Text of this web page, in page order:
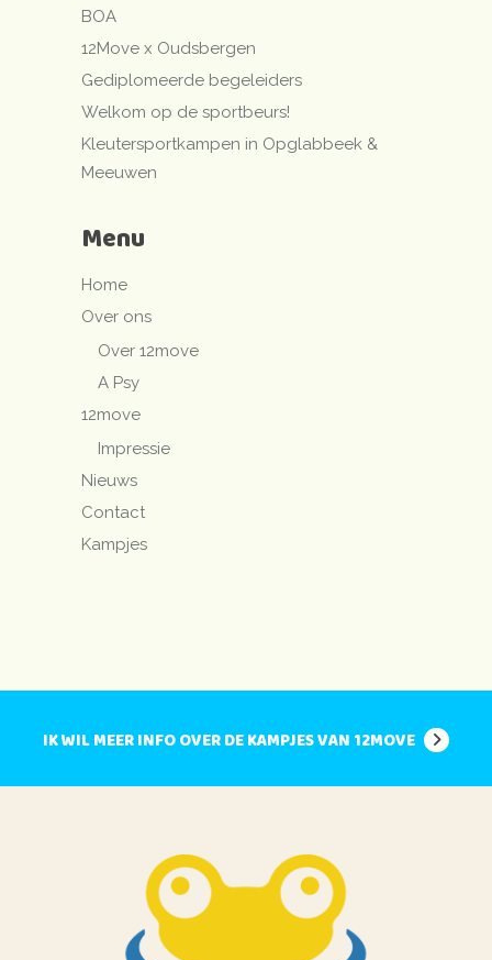
BOA
12Move x Oudsbergen
Gediplomeerde begeleiders
Welkom op de sportbeurs!
Kleutersportkampen in Opglabbeek &
Meeuwen
Menu
Home
Over ons
Over 12move
A Psy
12move
Impressie
Nieuws
Contact
Kampjes
IK WIL MEER INFO OVER DE KAMPJES VAN 12MOVE